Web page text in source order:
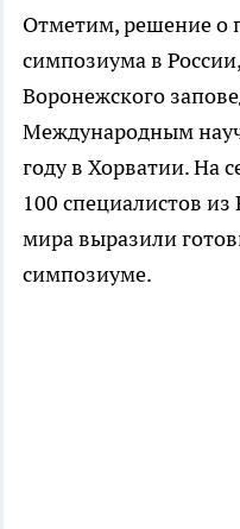
Отметим, решение о
симпозиума в
Воронежского
Международным
году в Хорватии. На
100 специалистов из
мира выразили
симпозиуме.